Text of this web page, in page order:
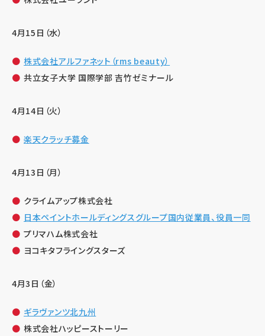
4月15日（水）
株式会社アルファネット（rms beauty）
共立女子大学 国際学部 吉竹ゼミナール
4月14日（火）
楽天クラッチ募金
4月13日（月）
クライムアップ株式会社
日本ペイントホールディングスグループ国内従業員、役員一同
プリマハム株式会社
ヨコキタフライングスターズ
4月3日（金）
ギラヴァンツ北九州
株式会社ハッピーストーリー